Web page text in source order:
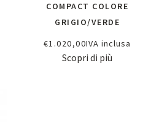
COMPACT COLORE
GRIGIO/VERDE
€1.020,00IVA inclusa
Scopri di più